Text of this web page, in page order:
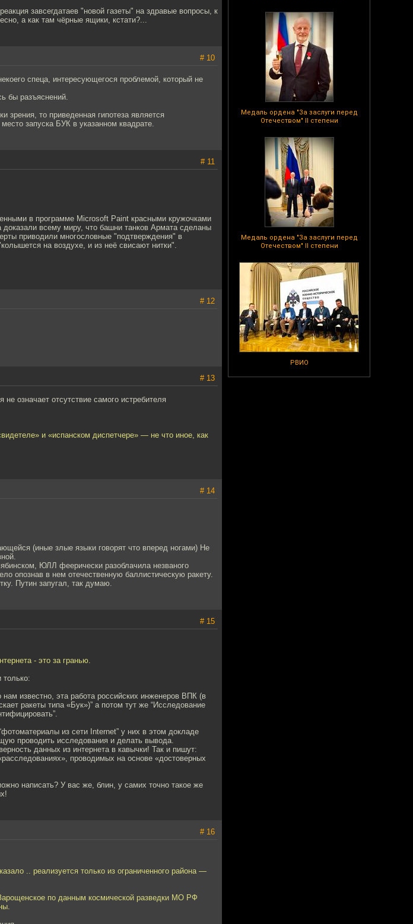
Медаль ордена "За заслуги перед
Отечеством" II степени
Медаль ордена "За заслуги перед
Отечеством" II степени
РВИО
завсегдатаев "новой газеты" на здравые вопросы, к
а как там чёрные ящики, кстати?...
# 10
спеца, интересующегося проблемой, который не
бы разъяснений.
зрения, то приведенная гипотеза является
запуска БУК в указанном квадрате.
# 11
в программе Microsoft Paint красными кружочками
всему миру, что башни танков Армата сделаны
приводили многословные "подтверждения" в
на воздухе, и из неё свисают нитки".
# 12
# 13
означает отсутствие самого истребителя
и «испанском диспетчере» — не что иное, как
# 14
(иные злые языки говорят что вперед ногами) Не
ЮЛЛ феерически разоблачила незваного
опознав в нем отечественную баллистическую ракету.
Путин запугал, так думаю.
# 15
- это за гранью.
известно, эта работа российских инженеров ВПК (в
ракеты типа «Бук»)” а потом тут же “Исследование
из сети Internet” у них в этом докладе
проводить исследования и делать вывода.
данных из интернета в кавычки! Так и пишут:
проводимых на основе «достоверных
написать? У вас же, блин, у самих точно такое же
# 16
.. реализуется только из ограниченного района —
по данным космической разведки МО РФ